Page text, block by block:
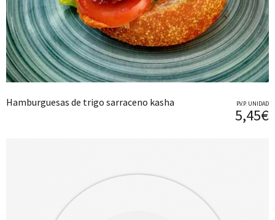
Hamburguesas de trigo sarraceno kasha P.V.P. UNIDAD
5,45€